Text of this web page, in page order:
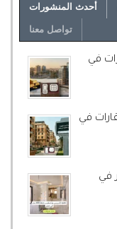
أحدث المنشورات
تواصل معنا
في
في
شقة 100 متر في